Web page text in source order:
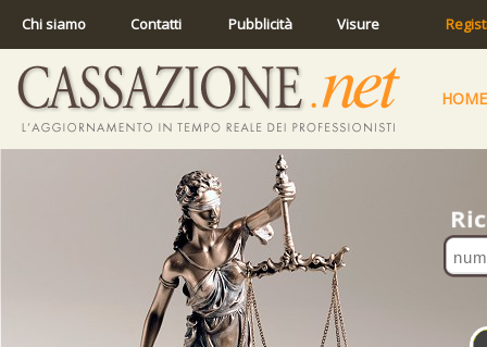
Chi siamo Contatti Pubblicità Visure
HOME